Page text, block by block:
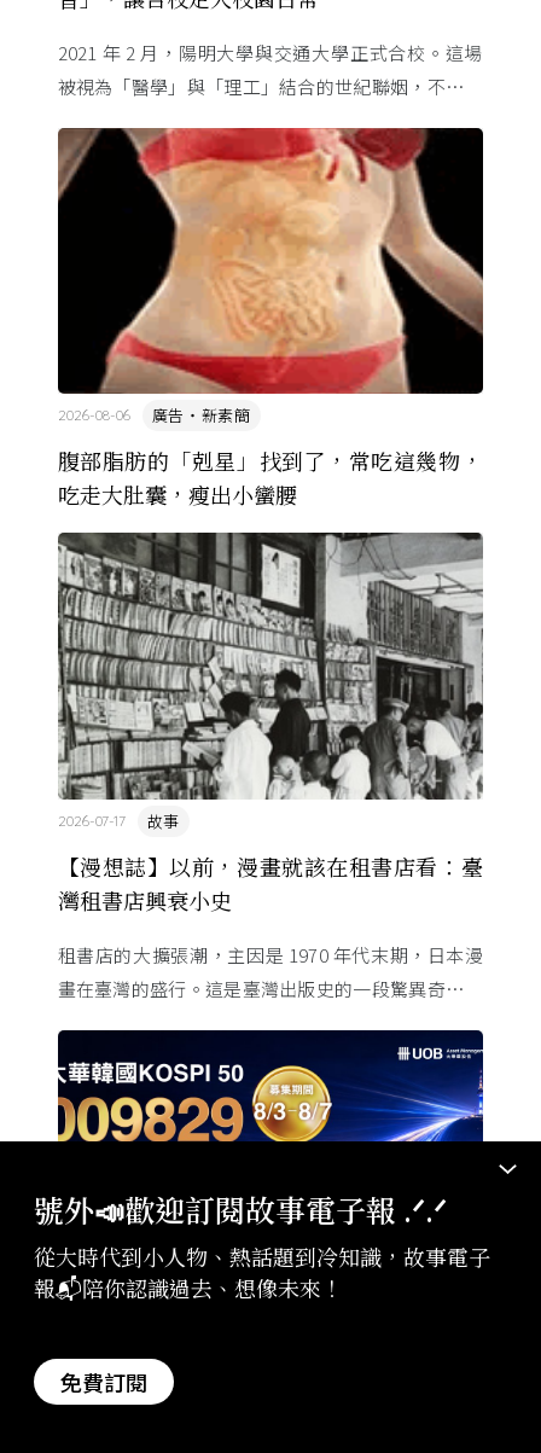
2021 年 2 月，陽明大學與交通大學正式合校。這場
被視為「醫學」與「理工」結合的世紀聯姻，不只是
為了讓不同校區 ...
腹部脂肪的「剋星」找到了，常吃這幾物，
吃走大肚囊，瘦出小蠻腰
廣告・新素簡
2026-08-06
【漫想誌】以前，漫畫就該在租書店看：臺
灣租書店興衰小史
故事
2026-07-17
租書店的大擴張潮，主因是 1970 年代末期，日本漫
畫在臺灣的盛行。這是臺灣出版史的一段驚異奇航。
的協定保護 ...
009829掌握AI關鍵 大華韓國KOSPI 50今強
勢開募
號外📣歡迎訂閱故事電子報 .ᐟ‪‪.ᐟ
從大時代到小人物、熱話題到冷知識，故事電子
報📬陪你認識過去、想像未來！
免費訂閱